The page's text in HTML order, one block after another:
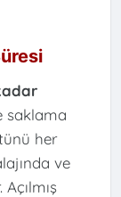
saklama
her
ve